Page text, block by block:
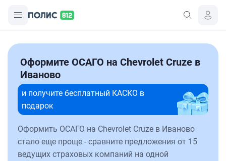
Оформите ОСАГО на Chevrolet Cruze в
Иваново
и получите бесплатный КАСКО в
подарок
Оформить ОСАГО на Chevrolet Cruze в Иваново
стало еще проще - сравните предложения от 15
ведущих страховых компаний на одной